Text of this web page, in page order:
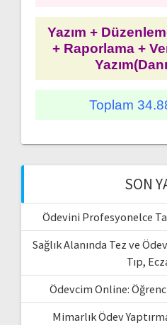
Yazım +
+ Raporlama +
Toplam
SON
Ödevini Profesyonelce
Sağlık Alanında Tez ve
Tıp,
Ödevcim Online:
Mimarlık Ödev